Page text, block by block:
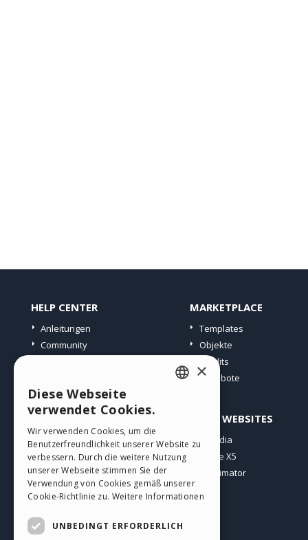
HELP CENTER
Anleitungen
Community
MARKETPLACE
Templates
Objekte
Credits
Angebote
PROFIL
Meine Beiträge
Meine Lizenz
Download
Webhosting
ANDERE WEBSITES
Incomedia
WebSite X5
WebAnimator
GERMAN
SPANISH
PORTUGUESE
×
Diese Webseite
verwendet Cookies.
Wir verwenden Cookies, um die
Benutzerfreundlichkeit unserer Website zu
verbessern. Durch die weitere Nutzung
unserer Webseite stimmen Sie der
Verwendung von Cookies gemäß unserer
Cookie-Richtlinie zu. Weitere Informationen
UNBEDINGT ERFORDERLICH